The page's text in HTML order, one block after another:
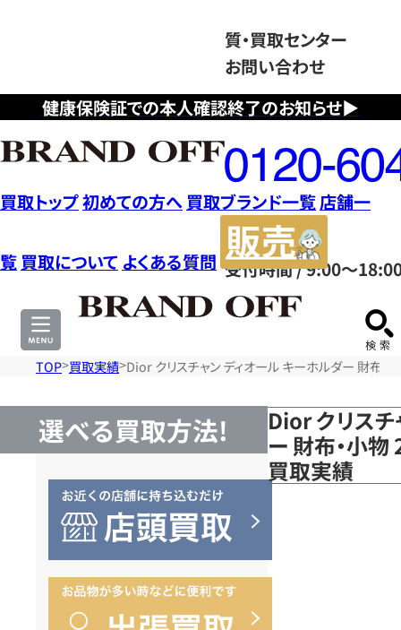
健康保険証での本人確認終了のお知らせ▶
質・買取センター
お問い合わせ
フ
リ
ー
ダ
イ
ヤ
ル
0120604117
受付時間 / 9:00～
買取トップ初めての方へ 買取ブランド一覧店舗一
覧 買取について よくある質問
サ
TOP 買取実績 Dior クリスチャン ディオール キーホルダー 財布
選べる買取方法!
Dior クリスチ
ー 財布・小
買取実績